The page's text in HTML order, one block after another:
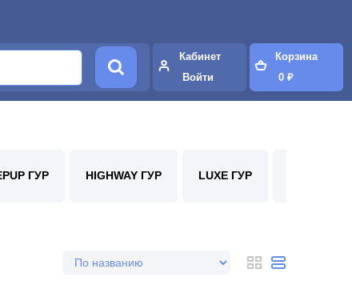
Кабинет
Войти
Корзина
0 ₽
ГУР HIGHWAY ГУР LUXE ГУР